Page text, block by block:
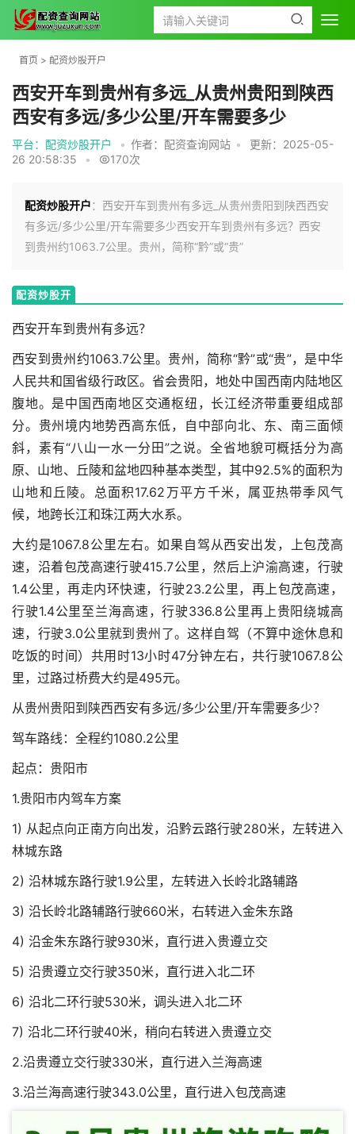
首页 > 配资炒股开户
西安开车到贵州有多远_从贵州贵阳到陕西
西安有多远/多少公里/开车需要多少
平台：配资炒股开户 • 作者：配资查询网站 •
更新：2025-05-
26 20:58:35
• 170次
配资炒股开户：西安开车到贵州有多远_从贵州贵阳到陕西西安
有多远/多少公里/开车需要多少西安开车到贵州有多远？西安
到贵州约1063.7公里。贵州，简称“黔”或“贵”
配资炒股开
西安开车到贵州有多远？
西安到贵州约1063.7公里。贵州，简称“黔”或“贵”，是中华
人民共和国省级行政区。省会贵阳，地处中国西南内陆地区
腹地。是中国西南地区交通枢纽，长江经济带重要组成部
分。贵州境内地势西高东低，自中部向北、东、南三面倾
斜，素有“八山一水一分田”之说。全省地貌可概括分为高
原、山地、丘陵和盆地四种基本类型，其中92.5%的面积为
山地和丘陵。总面积17.62万平方千米，属亚热带季风气
候，地跨长江和珠江两大水系。
大约是1067.8公里左右。如果自驾从西安出发，上包茂高
速，沿着包茂高速行驶415.7公里，然后上沪渝高速，行驶
1.4公里，再走内环快速，行驶23.2公里，再上包茂高速，
行驶1.4公里至兰海高速，行驶336.8公里再上贵阳绕城高
速，行驶3.0公里就到贵州了。这样自驾（不算中途休息和
吃饭的时间）共用时13小时47分钟左右，共行驶1067.8公
里，过路过桥费大约是495元。
从贵州贵阳到陕西西安有多远/多少公里/开车需要多少？
驾车路线：全程约1080.2公里
起点：贵阳市
1.贵阳市内驾车方案
1) 从起点向正南方向出发，沿黔云路行驶280米，左转进入
林城东路
2) 沿林城东路行驶1.9公里，左转进入长岭北路辅路
3) 沿长岭北路辅路行驶660米，右转进入金朱东路
4) 沿金朱东路行驶930米，直行进入贵遵立交
5) 沿贵遵立交行驶350米，直行进入北二环
6) 沿北二环行驶530米，调头进入北二环
7) 沿北二环行驶40米，稍向右转进入贵遵立交
2.沿贵遵立交行驶330米，直行进入兰海高速
3.沿兰海高速行驶343.0公里，直行进入包茂高速